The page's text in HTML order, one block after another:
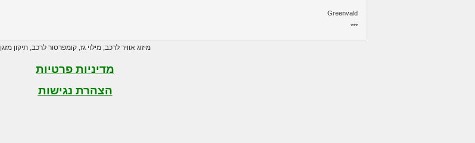
Greenvald
***
מיזוג אוויר לרכב,מילוי גז,קומפרסור לרכב,תיקון מזגן
מדיניות פרטיות
הצהרת נגישות